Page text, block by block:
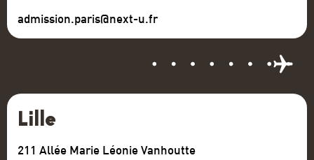
admission.paris@next-u.fr
Lille
211 Allée Marie Léonie Vanhoutte